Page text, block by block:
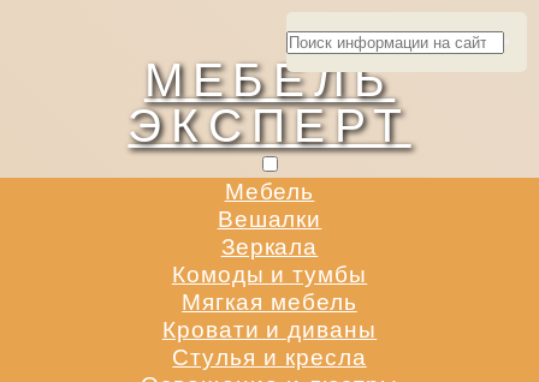
МЕБЕЛЬ
ЭКСПЕРТ
Мебель
Вешалки
Зеркала
Комоды и тумбы
Мягкая мебель
Кровати и диваны
Стулья и кресла